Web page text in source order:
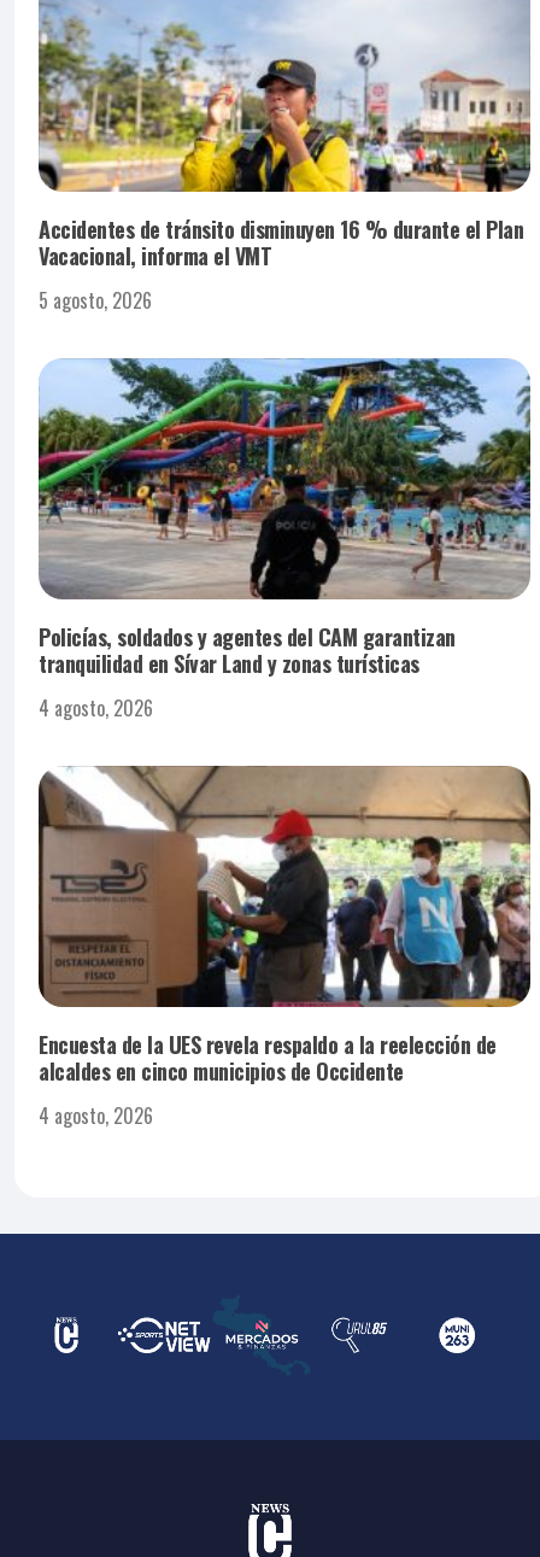
Accidentes de tránsito disminuyen 16 % durante el Plan
Vacacional, informa el VMT
5 agosto, 2026
Policías, soldados y agentes del CAM garantizan
tranquilidad en Sívar Land y zonas turísticas
4 agosto, 2026
Encuesta de la UES revela respaldo a la reelección de
alcaldes en cinco municipios de Occidente
4 agosto, 2026